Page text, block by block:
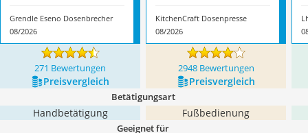
Grendle Eseno Dosenbrecher
08/2026
KitchenCraft Dosenpresse
08/2026
271 Bewertungen 2948 Bewertungen
Preis­vergleich Preis­vergleich
Betätigungsart
Handbetätigung Fußbedienung
Geeignet für